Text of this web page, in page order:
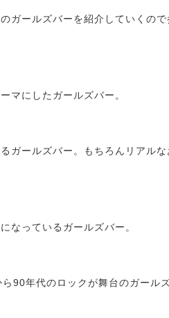
ガールズバーを紹介していくの
マにしたガールズバー。
ガールズバー。もちろんリアル
なっているガールズバー。
90年代のロックが舞台のガールズ